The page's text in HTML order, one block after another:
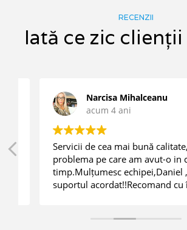
RECENZII
Iată ce zic
Narcisa Mihalceanu
acum 4 ani
Servicii de cea mai bună calitate,m
problema pe care am avut-o in cel
timp.Mulțumesc echipei,Daniel
suportul acordat!!Recomand cu